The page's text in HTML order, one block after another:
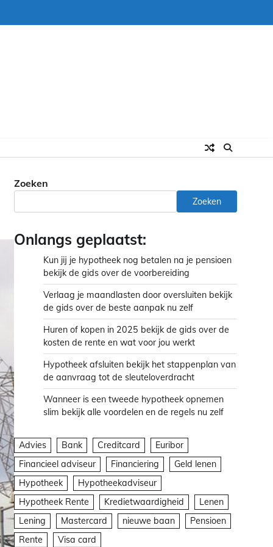
Zoeken
Zoeken
Onlangs geplaatst:
Kun jij je hypotheek nog betalen na je pensioen
bekijk de gids over de voorbereiding
Verlaag je maandlasten door oversluiten bekijk
de gids over de beste aanpak nu zelf
Huren of kopen in 2025 bekijk de gids over de
kosten de rente en wat voor jou werkt
Hypotheek afsluiten bekijk het stappenplan van
de aanvraag tot de sleuteloverdracht
Wanneer is een tweede hypotheek opnemen
slim bekijk alle voordelen en de regels nu zelf
Advies Bank Creditcard
Euribor
Financieel adviseur
Financiering
Geld lenen
Hypotheek
Hypotheekadviseur
Hypotheek Rente
Kredietwaardigheid
Lenen
Lening
Mastercard nieuwe baan
Pensioen
Rente
Visa card